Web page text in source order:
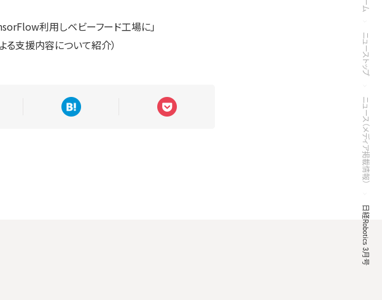
ニューストップ
ニュース（メディア掲載情報）
日経Robotics 3月号
利用しベビーフード工場に」
る支援内容について紹介）